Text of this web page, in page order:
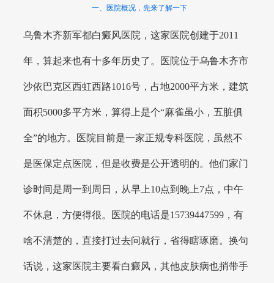
一、医院概况，先来了解一下
乌鲁木齐新军都白癜风医院，这家医院创建于2011
年，算起来也有十多年历史了。医院位于乌鲁木齐市
沙依巴克区西虹西路1016号，占地2000平方米，建筑
面积5000多平方米，算得上是个“麻雀虽小，五脏俱
全”的地方。医院目前是一家正规专科医院，虽然不
是医保定点医院，但是收费是公开透明的。他们家门
诊时间是周一到周日，从早上10点到晚上7点，中午
不休息，方便得很。医院的电话是15739447599，有
啥不清楚的，直接打过去问就行，省得瞎琢磨。换句
话说，这家医院主要看白癜风，其他皮肤病也捎带手